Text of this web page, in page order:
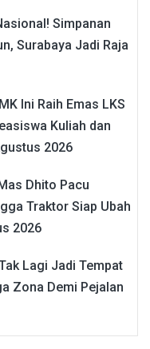
Simpanan
Surabaya Jadi Raja
Ini Raih Emas LKS
Kuliah dan
2026
Dhito Pacu
Traktor Siap Ubah
2026
Lagi Jadi Tempat
Zona Demi Pejalan